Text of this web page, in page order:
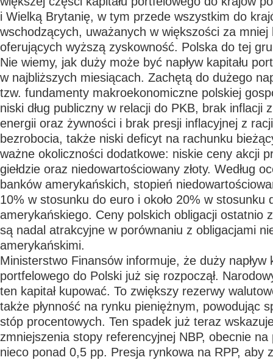
i Wielką Brytanię, w tym przede wszystkim do
wschodzących, uważanych w większości za mniej
oferujących wyższą zyskowność. Polska do tej
Nie wiemy, jak duży może być napływ kapitału
w najbliższych miesiącach. Zachętą do dużego
tzw. fundamenty makroekonomiczne polskiej
niski dług publiczny w relacji do PKB, brak inflacji
energii oraz żywności i brak presji inflacyjnej z
bezrobocia, także niski deficyt na rachunku
ważne okoliczności dodatkowe: niskie ceny akcji
giełdzie oraz niedowartościowany złoty. Według
banków amerykańskich, stopień
10% w stosunku do euro i około 20% w stosunku
amerykańskiego. Ceny polskich obligacji ostatnio
są nadal atrakcyjne w porównaniu z obligacjami
amerykańskimi.
Ministerstwo Finansów informuje, że duży napływ
portfelowego do Polski już się rozpoczął.
ten kapitał kupować. To zwiększy rezerwy
także płynność na rynku pieniężnym, powodując
stóp procentowych. Ten spadek już teraz
zmniejszenia stopy referencyjnej NBP, obecnie
nieco ponad 0,5 pp. Presja rynkowa na RPP, aby